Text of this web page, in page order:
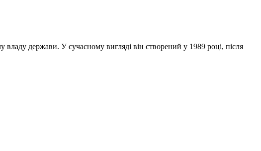
держави. У сучасному вигляді він створений у 1989 році, після